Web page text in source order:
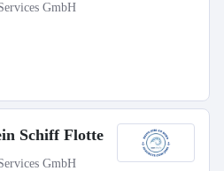
GmbH
Schiff Flotte
GmbH